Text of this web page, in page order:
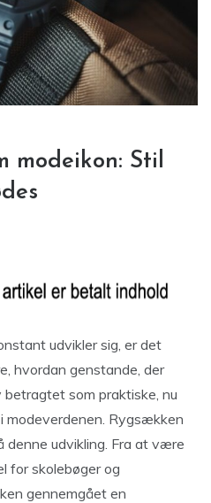
modeikon: Stil
udvikler sig, er det
hvordan genstande, der
som praktiske, nu
modeverdenen. Rygsækken
denne udvikling. Fra at være
for skolebøger og
gennemgået en